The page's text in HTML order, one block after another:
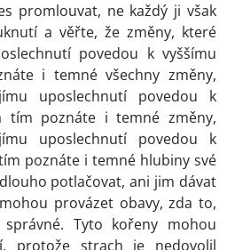
promlouvat, ne každý ji však
a věřte, že změny, které
povedou k vyššímu
i temné všechny změny,
uposlechnutí povedou k
tím poznáte i temné změny,
uposlechnutí povedou k
poznáte i temné hlubiny své
potlačovat, ani jim dávat
provázet obavy, zda to,
Tyto kořeny mohou
protože strach je nedovolil